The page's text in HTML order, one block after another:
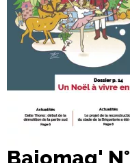
Bajomag'